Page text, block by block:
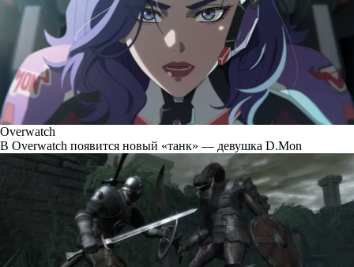
Overwatch
В Overwatch появится новый «танк» — девушка D.Mon